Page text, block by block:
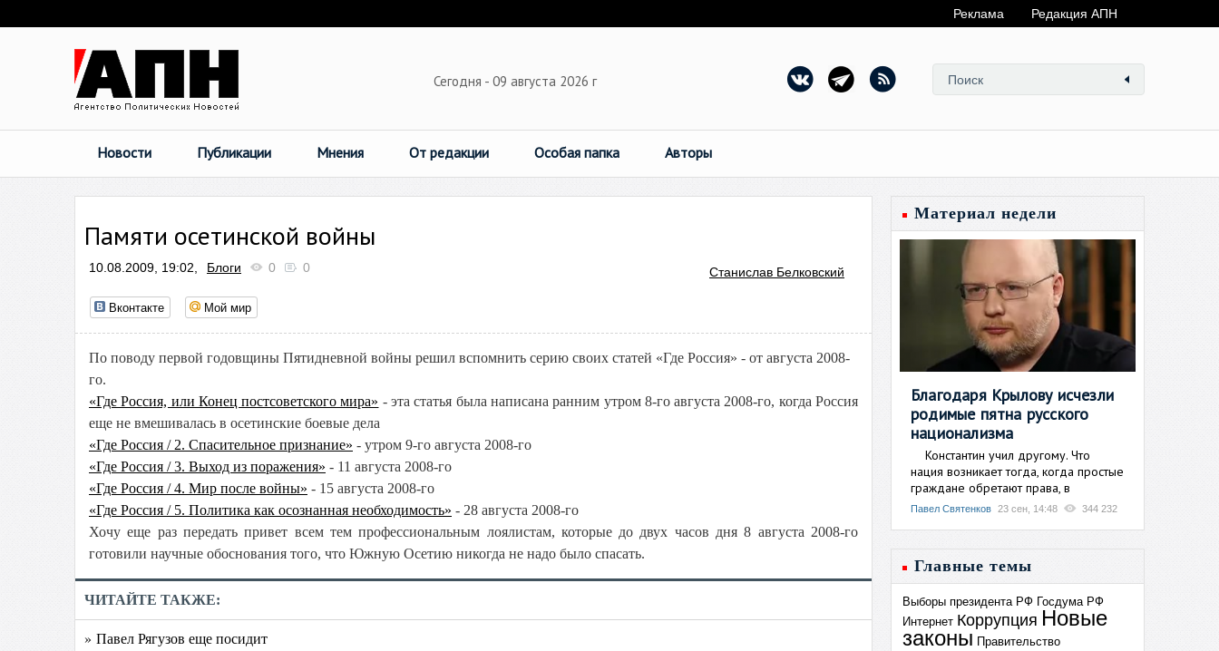
Реклама Редакция АПН
Сегодня - 09 августа 2026 г
Новости Публикации Мнения От редакции Особая папка Авторы
Памяти осетинской войны
10.08.2009, 19:02, Блоги 0 0 Станислав Белковский
Вконтакте Мой мир
По поводу первой годовщины Пятидневной войны решил вспомнить серию своих статей «Где Россия» - от августа 2008-
го.
«Где Россия, или Конец постсоветского мира» - эта статья была написана ранним утром 8-го августа 2008-го, когда Россия
еще не вмешивалась в осетинские боевые дела
«Где Россия / 2. Спасительное признание» - утром 9-го августа 2008-го
«Где Россия / 3. Выход из поражения» - 11 августа 2008-го
«Где Россия / 4. Мир после войны» - 15 августа 2008-го
«Где Россия / 5. Политика как осознанная необходимость» - 28 августа 2008-го
Хочу еще раз передать привет всем тем профессиональным лоялистам, которые до двух часов дня 8 августа 2008-го
готовили научные обоснования того, что Южную Осетию никогда не надо было спасать.
ЧИТАЙТЕ ТАКЖЕ:
» Павел Рягузов еще посидит
Материал недели
Благодаря Крылову исчезли
родимые пятна русского
национализма
Константин учил другому. Что
нация возникает тогда, когда простые
граждане обретают права, в
Павел Святенков 23 сен, 14:48 344 232
Главные темы
Выборы президента РФ Госдума РФ
Интернет Коррупция Новые
законы Правительство